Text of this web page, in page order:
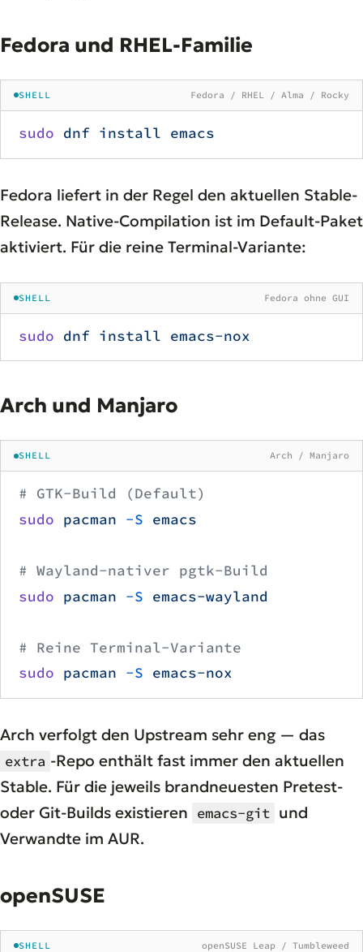
Fedora und RHEL-Familie
SHELL Fedora / RHEL / Alma / Rocky
sudo dnf install emacs
Fedora liefert in der Regel den aktuellen Stable-
Release. Native-Compilation ist im Default-Paket
aktiviert. Für die reine Terminal-Variante:
SHELL Fedora ohne GUI
sudo dnf install emacs-nox
Arch und Manjaro
SHELL Arch / Manjaro
# GTK-Build (Default)
sudo pacman -S emacs
# Wayland-nativer pgtk-Build
sudo pacman -S emacs-wayland
# Reine Terminal-Variante
sudo pacman -S emacs-nox
Arch verfolgt den Upstream sehr eng — das
extra -Repo enthält fast immer den aktuellen
Stable. Für die jeweils brandneuesten Pretest-
oder Git-Builds existieren emacs-git und
Verwandte im AUR.
openSUSE
SHELL openSUSE Leap / Tumbleweed